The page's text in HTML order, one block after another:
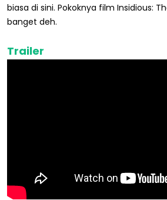
biasa di sini. Pokoknya film Insidious:
banget deh.
Trailer